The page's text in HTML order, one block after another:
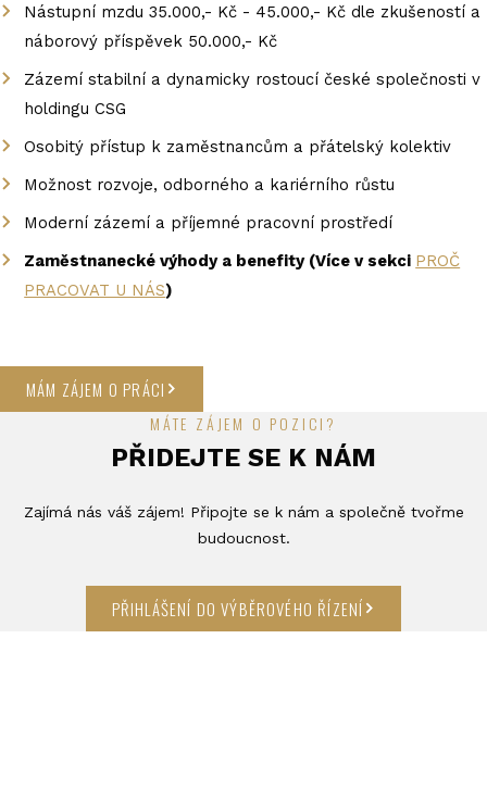
Nástupní mzdu 35.000,- Kč - 45.000,- Kč dle zkušeností a
náborový příspěvek 50.000,- Kč
Zázemí stabilní a dynamicky rostoucí české společnosti v
holdingu CSG
Osobitý přístup k zaměstnancům a přátelský kolektiv
Možnost rozvoje, odborného a kariérního růstu
Moderní zázemí a příjemné pracovní prostředí
Zaměstnanecké výhody a benefity (Více v sekci PROČ
PRACOVAT U NÁS)
MÁM ZÁJEM O PRÁCI
MÁTE ZÁJEM O POZICI?
PŘIDEJTE SE K NÁM
Zajímá nás váš zájem! Připojte se k nám a společně tvořme
budoucnost.
PŘIHLÁŠENÍ DO VÝBĚROVÉHO ŘÍZENÍ